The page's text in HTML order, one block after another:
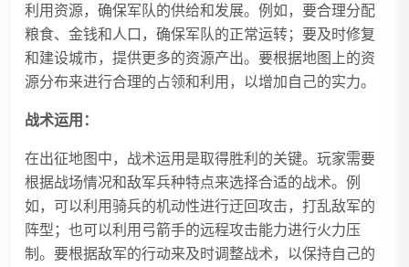
利用资源，确保军队的供给和发展。例如，要合理分配
粮食、金钱和人口，确保军队的正常运转；要及时修复
和建设城市，提供更多的资源产出。要根据地图上的资
源分布来进行合理的占领和利用，以增加自己的实力。
战术运用：
在出征地图中，战术运用是取得胜利的关键。玩家需要
根据战场情况和敌军兵种特点来选择合适的战术。例
如，可以利用骑兵的机动性进行迂回攻击，打乱敌军的
阵型；也可以利用弓箭手的远程攻击能力进行火力压
制。要根据敌军的行动来及时调整战术，以保持自己的